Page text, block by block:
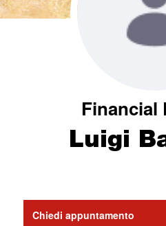
Financial
Luigi
Chiedi appuntamento